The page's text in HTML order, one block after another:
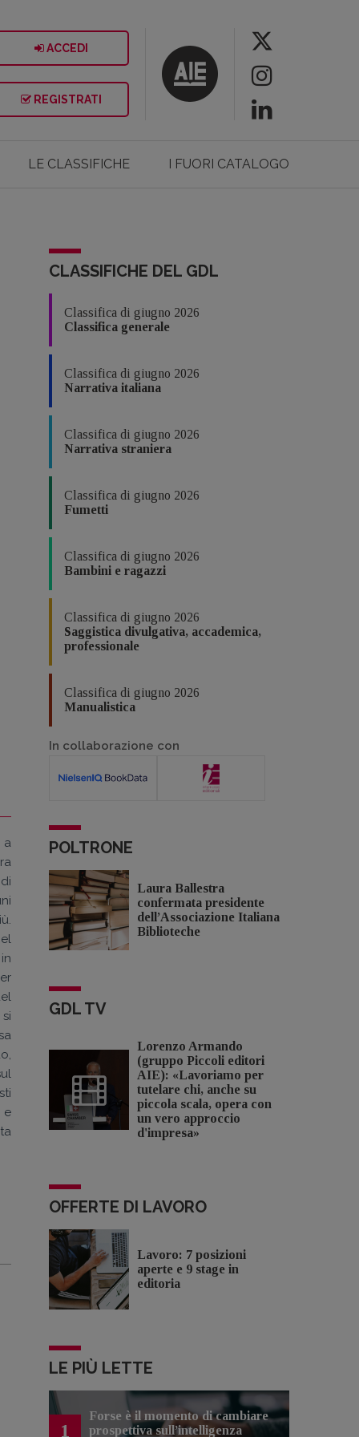
ACCEDI
REGISTRATI
LE CLASSIFICHE I FUORI CATALOGO
a
e
CLASSIFICHE DEL GDL
Classifica di giugno 2026
Classifica generale
Classifica di giugno 2026
Narrativa italiana
Classifica di giugno 2026
Narrativa straniera
Classifica di giugno 2026
Fumetti
Classifica di giugno 2026
Bambini e ragazzi
Classifica di giugno 2026
Saggistica divulgativa, accademica,
professionale
Classifica di giugno 2026
Manualistica
In collaborazione con
POLTRONE
Laura Ballestra
confermata presidente
dell’Associazione Italiana
Biblioteche
GDL TV
Lorenzo Armando
(gruppo Piccoli editori
AIE): «Lavoriamo per
tutelare chi, anche su
piccola scala, opera con
un vero approccio
d'impresa»
OFFERTE DI LAVORO
Lavoro: 7 posizioni
aperte e 9 stage in
editoria
LE PIÙ LETTE
1
Forse è il momento di cambiare
prospettiva sull’intelligenza